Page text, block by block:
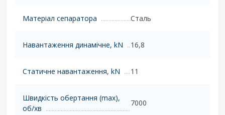
Матеріал сепаратора Сталь
Навантаження динамічне, kN 16,8
Статичне навантаження, kN 11
Швидкість обертання (max),
об/хв
7000